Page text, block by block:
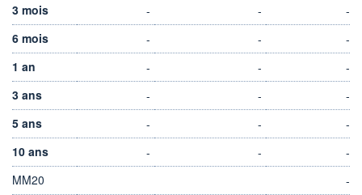
3 mois
- -
-
6 mois
- -
-
1 an
- -
-
3 ans
- -
-
5 ans
- -
-
10 ans
- -
-
MM20
-